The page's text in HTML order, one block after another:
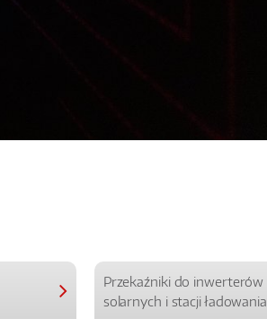
Przekaźniki do inwerterów
solarnych i stacji ładowania